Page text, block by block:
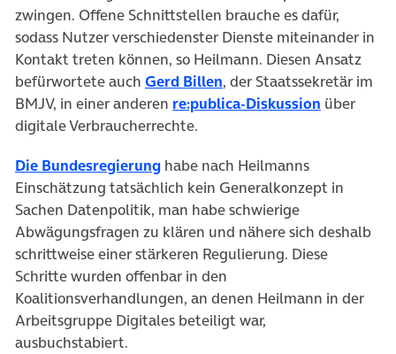
zwingen. Offene Schnittstellen brauche es dafür,
sodass Nutzer verschiedenster Dienste miteinander in
Kontakt treten können, so Heilmann. Diesen Ansatz
befürwortete auch Gerd Billen(öffnet in neuem Tab)
, der Staatssekretär im
BMJV, in einer anderen re:publica-Diskussion (öffnet in
über
digitale Verbraucherrechte.
Die Bundesregierung(öffnet in neuem Tab)
habe nach Heilmanns
Einschätzung tatsächlich kein Generalkonzept in
Sachen Datenpolitik, man habe schwierige
Abwägungsfragen zu klären und nähere sich deshalb
schrittweise einer stärkeren Regulierung. Diese
Schritte wurden offenbar in den
Koalitionsverhandlungen, an denen Heilmann in der
Arbeitsgruppe Digitales beteiligt war,
ausbuchstabiert.